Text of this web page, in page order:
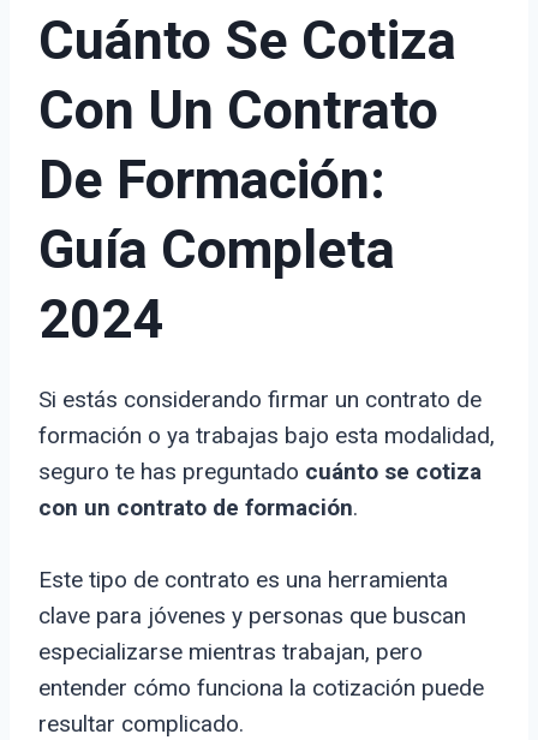
Cuánto Se Cotiza
Con Un Contrato
De Formación:
Guía Completa
2024
Si estás considerando firmar un contrato de
formación o ya trabajas bajo esta modalidad,
seguro te has preguntado cuánto se cotiza
con un contrato de formación.
Este tipo de contrato es una herramienta
clave para jóvenes y personas que buscan
especializarse mientras trabajan, pero
entender cómo funciona la cotización puede
resultar complicado.